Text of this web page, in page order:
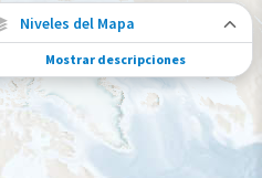
Niveles del Mapa
de especies
Vea dónde viaja esta especie durante todo
año.
Ave monitoreada
individualmente (alta
Mostrar descripciones